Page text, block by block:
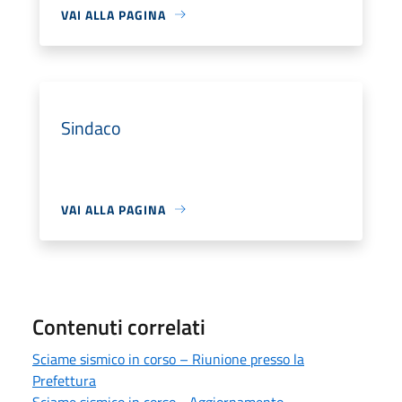
VAI ALLA PAGINA
Sindaco
VAI ALLA PAGINA
Contenuti correlati
Sciame sismico in corso – Riunione presso la
Prefettura